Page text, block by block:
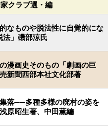
クラブ選・編
なものや脱法性に自覚的にな
」磯部涼氏
漫画史そのもの「劇画の巨
新聞西部本社文化部著
落──多種多様の廃村の姿を
原昭生著、中田薫編